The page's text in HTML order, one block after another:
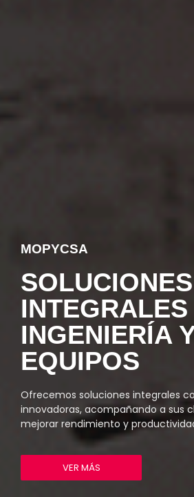
MOPYCSA
SOLUCIONES
INTEGRALES
INGENIERÍA
EQUIPOS
Ofrecemos soluciones integrales
innovadoras, acompañando a sus
mejorar rendimiento y
VER MÁS